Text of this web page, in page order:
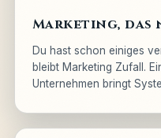
Marketing,
Du hast schon einiges
bleibt Marketing Zufall.
Unternehmen bringt